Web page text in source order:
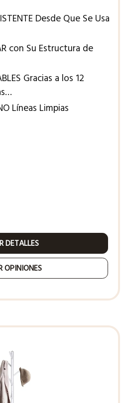
Desde Que Se Usa
con Su Estructura de
Gracias a los 12
Líneas Limpias
DETALLES
OPINIONES